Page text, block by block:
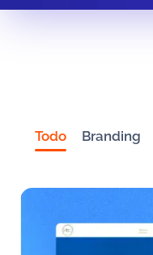
Todo Branding